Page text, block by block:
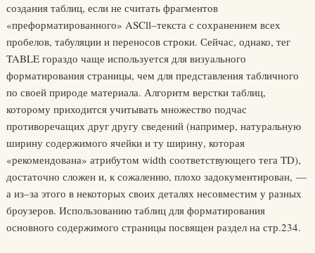
создания таблиц, если не считать фрагментов
«преформатированного» ASCll–текста с сохранением всех
пробелов, табуляции и переносов строки. Сейчас, однако, тег
TABLE гораздо чаще используется для визуального
форматирования страницы, чем для представления табличного
по своей природе материала. Алгоритм верстки таблиц,
которому приходится учитывать множество подчас
противоречащих друг другу сведений (например, натуральную
ширину содержимого ячейки и ту ширину, которая
«рекомендована» атрибутом width соответствующего тега TD),
достаточно сложен и, к сожалению, плохо задокументирован, —
а из–за этого в некоторых своих деталях несовместим у разных
броузеров. Использованию таблиц для форматирования
основного содержимого страницы посвящен раздел на стр.234.